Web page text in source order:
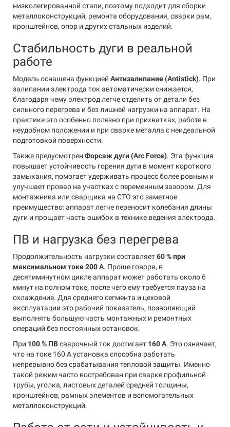
низколегированной стали, поэтому подходит для сборки
металлоконструкций, ремонта оборудования, сварки рам,
кронштейнов, опор и других стальных изделий.
Стабильность дуги в реальной
работе
Модель оснащена функцией Антизалипание (Antistick). При
залипании электрода ток автоматически снижается,
благодаря чему электрод легче отделить от детали без
сильного перегрева и без лишней нагрузки на аппарат. На
практике это особенно полезно при прихватках, работе в
неудобном положении и при сварке металла с неидеальной
подготовкой поверхности.
Также предусмотрен Форсаж дуги (Arc Force). Эта функция
повышает устойчивость горения дуги в момент короткого
замыкания, помогает удерживать процесс более ровным и
улучшает провар на участках с переменным зазором. Для
монтажника или сварщика на СТО это заметное
преимущество: аппарат легче переносит колебания длины
дуги и прощает часть ошибок в технике ведения электрода.
ПВ и нагрузка без перегрева
Продолжительность нагрузки составляет60 % при
максимальном токе 200 А. Проще говоря, в
десятиминутном цикле аппарат может работать около 6
минут на полном токе, после чего ему требуется пауза на
охлаждение. Для среднего сегмента и цеховой
эксплуатации это рабочий показатель, позволяющий
выполнять большую часть монтажных и ремонтных
операций без постоянных остановок.
При 100 % ПВсварочный ток достигает 160 А. Это означает,
что на токе 160 А установка способна работать
непрерывно без срабатывания тепловой защиты. Именно
такой режим часто востребован при сварке профильной
трубы, уголка, листовых деталей средней толщины,
кронштейнов, рамных элементов и вспомогательных
металлоконструкций.